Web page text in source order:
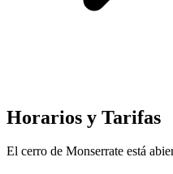
Horarios y Tarifas
El cerro de Monserrate está